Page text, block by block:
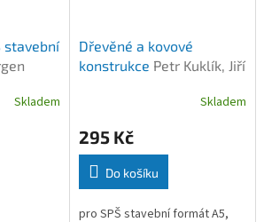
stavební
Skladem
Dřevěné a kovové
konstrukce Petr Kuklík, Jiří
Skladem
295 Kč
Do košíku
pro SPŠ stavební formát A5,